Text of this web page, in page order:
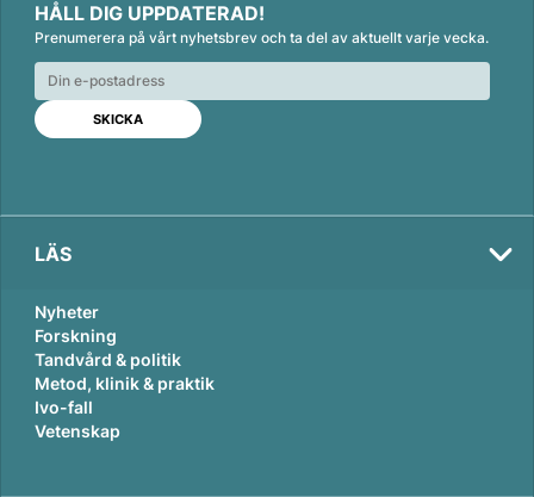
n
k
e
d
n
c
e
b
o
o
k
a
i
l
HÅLL DIG UPPDATERAD!
Prenumerera på vårt nyhetsbrev och ta del av aktuellt varje vecka.
LÄS
Nyheter
Forskning
Tandvård & politik
Metod, klinik & praktik
Ivo-fall
Vetenskap